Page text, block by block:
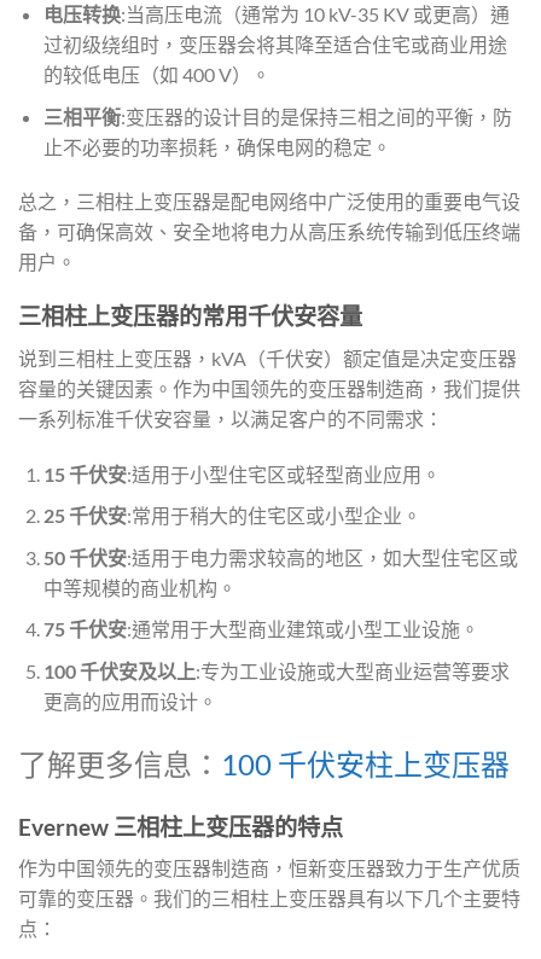
电压转换:当高压电流（通常为 10 kV-35 KV 或更高）通
过初级绕组时，变压器会将其降至适合住宅或商业用途
的较低电压（如 400 V）。
三相平衡:变压器的设计目的是保持三相之间的平衡，防
止不必要的功率损耗，确保电网的稳定。
总之，三相柱上变压器是配电网络中广泛使用的重要电气设
备，可确保高效、安全地将电力从高压系统传输到低压终端
用户。
三相柱上变压器的常用千伏安容量
说到三相柱上变压器，kVA（千伏安）额定值是决定变压器
容量的关键因素。作为中国领先的变压器制造商，我们提供
一系列标准千伏安容量，以满足客户的不同需求：
15 千伏安:适用于小型住宅区或轻型商业应用。
25 千伏安:常用于稍大的住宅区或小型企业。
50 千伏安:适用于电力需求较高的地区，如大型住宅区或
中等规模的商业机构。
75 千伏安:通常用于大型商业建筑或小型工业设施。
100 千伏安及以上:专为工业设施或大型商业运营等要求
更高的应用而设计。
了解更多信息： 100 千伏安柱上变压器
Evernew 三相柱上变压器的特点
作为中国领先的变压器制造商，恒新变压器致力于生产优质
可靠的变压器。我们的三相柱上变压器具有以下几个主要特
点：